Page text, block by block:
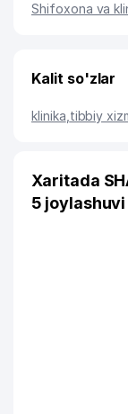
Shifoxona va
Kalit so'zlar
klinika tibbiy
Xaritada
5 joylashuvi